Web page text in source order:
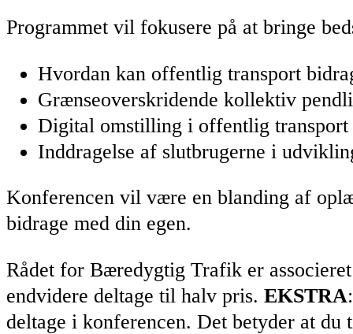
Programmet vil fokusere på at bringe
Hvordan kan offentlig transport
Grænseoverskridende kollektiv
Digital omstilling i offentlig transport
Inddragelse af slutbrugerne i
Konferencen vil være en blanding af
bidrage med din egen.
Rådet for Bæredygtig Trafik er
endvidere deltage til halv pris. EKSTRA
deltage i konferencen. Det betyder at